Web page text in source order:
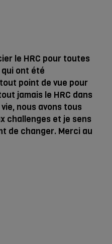
le HRC pour toutes
ont été
point de vue pour
jamais le HRC dans
nous avons tous
challenges et je sens
de changer. Merci au